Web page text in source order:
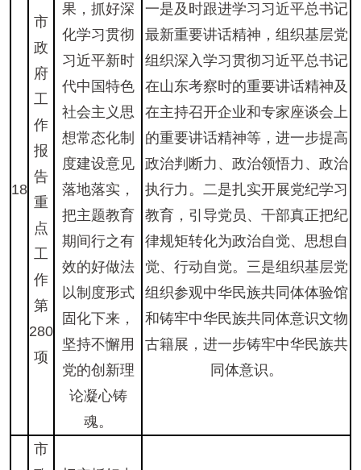
18
市
政
府
工
作
报
告
重
点
工
作
第
280
项
果，抓好深
化学习贯彻
习近平新时
代中国特色
社会主义思
想常态化制
度建设意见
落地落实，
把主题教育
期间行之有
效的好做法
以制度形式
固化下来，
坚持不懈用
党的创新理
论凝心铸
魂。
一是及时跟进学习习近平总书记
最新重要讲话精神，组织基层党
组织深入学习贯彻习近平总书记
在山东考察时的重要讲话精神及
在主持召开企业和专家座谈会上
的重要讲话精神等，进一步提高
政治判断力、政治领悟力、政治
执行力。二是扎实开展党纪学习
教育，引导党员、干部真正把纪
律规矩转化为政治自觉、思想自
觉、行动自觉。三是组织基层党
组织参观中华民族共同体体验馆
和铸牢中华民族共同体意识文物
古籍展，进一步铸牢中华民族共
同体意识。
市